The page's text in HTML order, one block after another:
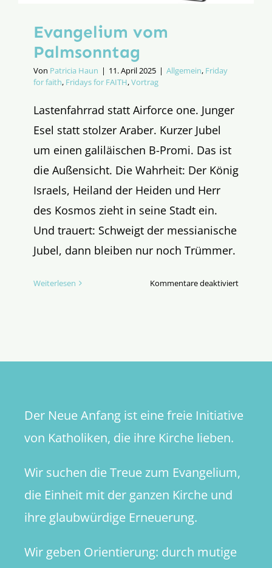
Evangelium vom
Palmsonntag
Von Patricia Haun | 11. April 2025 | Allgemein, Friday
for faith, Fridays for FAITH,Vortrag
Lastenfahrrad statt Airforce one. Junger
Esel statt stolzer Araber. Kurzer Jubel
um einen galiläischen B-Promi. Das ist
die Außensicht. Die Wahrheit: Der König
Israels, Heiland der Heiden und Herr
des Kosmos zieht in seine Stadt ein.
Und trauert: Schweigt der messianische
Jubel, dann bleiben nur noch Trümmer.
Weiterlesen Kommentare deaktiviertfür
Der Neue Anfang ist eine freie Initiative
von Katholiken, die ihre Kirche lieben.
Wir suchen die Treue zum Evangelium,
die Einheit mit der ganzen Kirche und
ihre glaubwürdige Erneuerung.
Wir geben Orientierung: durch mutige